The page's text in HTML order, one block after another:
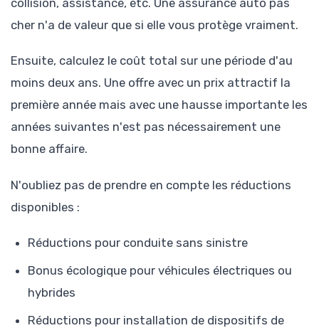
collision, assistance, etc. Une assurance auto pas
cher n'a de valeur que si elle vous protège vraiment.
Ensuite, calculez le coût total sur une période d'au
moins deux ans. Une offre avec un prix attractif la
première année mais avec une hausse importante les
années suivantes n'est pas nécessairement une
bonne affaire.
N'oubliez pas de prendre en compte les réductions
disponibles :
Réductions pour conduite sans sinistre
Bonus écologique pour véhicules électriques ou
hybrides
Réductions pour installation de dispositifs de